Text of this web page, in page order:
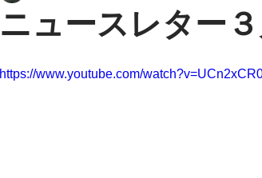
ニュースレター
https://www.youtube.com/